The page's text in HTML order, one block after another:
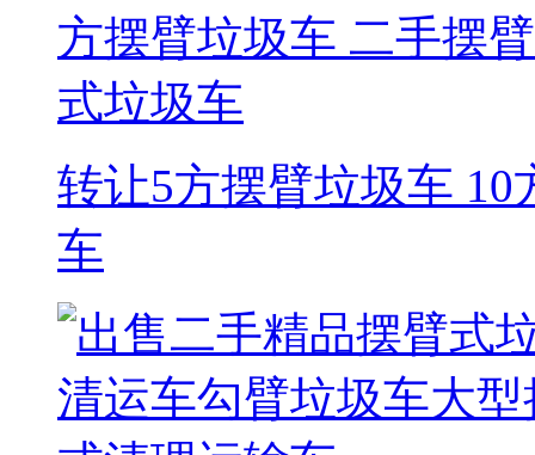
转让5方摆臂垃圾车
车